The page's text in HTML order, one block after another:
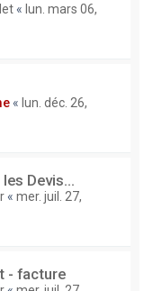
« lun. mars 06,
« lun. déc. 26,
Devis...
« mer. juil. 27,
- facture